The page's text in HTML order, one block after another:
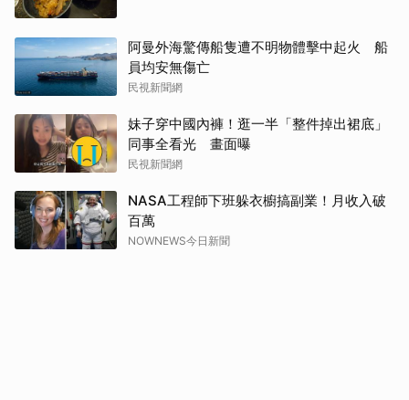
阿曼外海驚傳船隻遭不明物體擊中起火 船
員均安無傷亡
民視新聞網
妹子穿中國內褲！逛一半「整件掉出裙底」
同事全看光 畫面曝
民視新聞網
NASA工程師下班躲衣櫥搞副業！月收入破
百萬
NOWNEWS今日新聞